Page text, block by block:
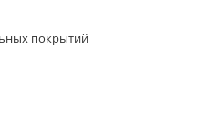
покрытий